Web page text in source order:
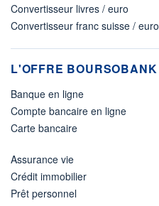
Convertisseur livres / euro
Convertisseur franc suisse / euro
L'OFFRE BOURSOBANK
Banque en ligne
Compte bancaire en ligne
Carte bancaire
Assurance vie
Crédit immobilier
Prêt personnel